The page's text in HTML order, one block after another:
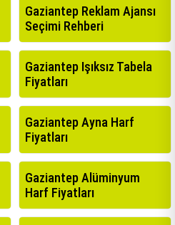
Gaziantep Reklam Ajansı
Seçimi Rehberi
Gaziantep Işıksız Tabela
Fiyatları
Gaziantep Ayna Harf
Fiyatları
Gaziantep Alüminyum
Harf Fiyatları